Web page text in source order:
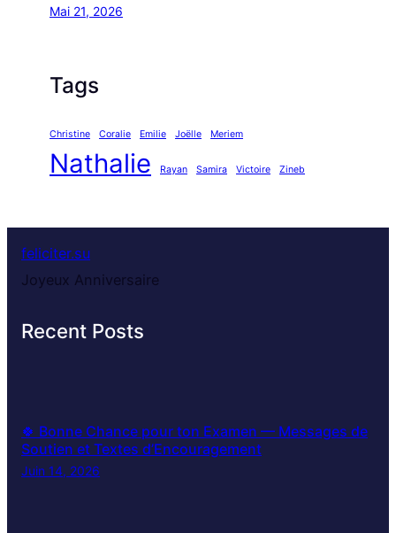
Mai 21, 2026
Tags
Christine Coralie Emilie Joëlle Meriem
Nathalie Rayan Samira Victoire Zineb
feliciter.su
Joyeux Anniversaire
Recent Posts
🍀 Bonne Chance pour ton Examen — Messages de
Soutien et Textes d’Encouragement
Juin 14, 2026